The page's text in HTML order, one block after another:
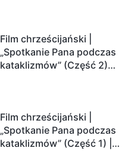
Film chrześcijański |
„Spotkanie Pana podczas
kataklizmów” (Część 2)
Ludzkość weszła w
odliczanie. Czy znalazłeś
już drogę ocalenia?
Film chrześcijański |
„Spotkanie Pana podczas
kataklizmów” (Część 1) |